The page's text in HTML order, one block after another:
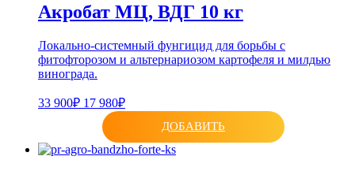
Акробат МЦ, ВДГ 10 кг
Локально-системный фунгицид для борьбы с
фитофторозом и альтернариозом картофеля и милдью
винограда.
33 900₽ 17 980₽
ДОБАВИТЬ